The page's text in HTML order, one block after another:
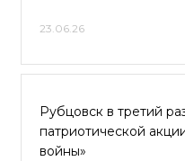
23.06.26
Рубцовск в третий
патриотической
войны»